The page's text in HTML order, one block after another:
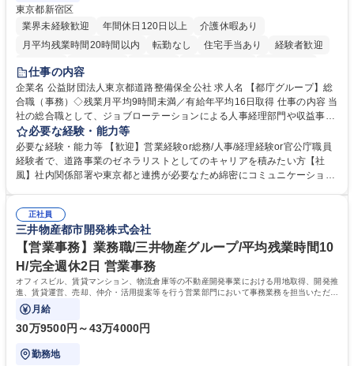
東京都新宿区
業界未経験歓迎
年間休日120日以上
介護休暇あり
月平均残業時間20時間以内
転勤なし 住宅手当あり
経験者歓迎
研修あり
退職金あり
駅近5分以内
資格取得手当あり 食事補助あり
仕事の内容
企業名 公益財団法人東京都道路整備保全公社 求人名 【都庁グループ】総
合職（事務）◇残業月平均9時間未満／有給年平均16日取得 仕事の内容 当
社の総合職として、ジョブローテーションによる人事経理部門や収益事業
等のフロント部門の部署等幅広い部署での業務をお任せいたします。研修
制度やキャリア支援が充実しております！ ※下記業務詳細 【業務詳細】■
管理部門：広報、人事、経理など当公社の運営に係る管理業務 ■収益部
門：駐車場の新規開拓、管理運営、新宿駅西口広場の「イベントコーナ
道路施設や道路工事現場の見学ツアー事業 ※入社後は上記いずれかの部門
へ配属。※業務内容変更の範囲：会社の定める業務 募集職種 【都庁グル
ープ】総合職（事務）◇残業月平均9時間未満／有給年平均16日取得
必要な経験・能力等
必要な経験・能力等 【歓迎】営業経験or総務/人事/経理経験or官公庁職員
経験者で、道路事業のゼネラリストとしてのキャリアを積みたい方【社
風】社内関係部署や東京都と連携が必要なため綿密にコミュニケーション
部門など多岐に渡る業務を経験できます。 ■様々なプロジェクト：駐車場
事業の他、新宿駅西口広場内に設置された照明を兼ねた広告「ブライトサ
イン」の管理運営を行うなど、事業収益を生み出す活動を積極的に行って
います。 学歴・資格 学歴：大学院 大学 高専 短大 専修学校 高校 語学力：
資格：
正社員
三井物産都市開発株式会社
【営業事務】業務職/三井物産グループ/平均残業時間10
H/完全週休2日 営業事務
オフィスビル、賃貸マンション、物流倉庫等の不動産開発事業における用地取得、開発推
進、賃貸運営、売却、仲介・活用提案等を行う営業部門において事務業務を担当いただき
ます。
月給
30万9500円～43万4000円
勤務地